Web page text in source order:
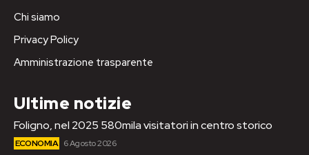
Chi siamo
Privacy Policy
Amministrazione trasparente
Ultime notizie
Foligno, nel 2025 580mila visitatori in centro storico
ECONOMIA 6 Agosto 2026